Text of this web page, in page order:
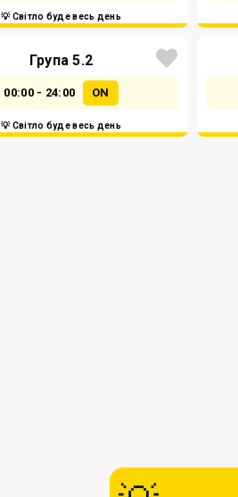
💡 Світло буде весь день
Група 5.2
00:00 - 24:00 ON
💡 Світло буде весь день